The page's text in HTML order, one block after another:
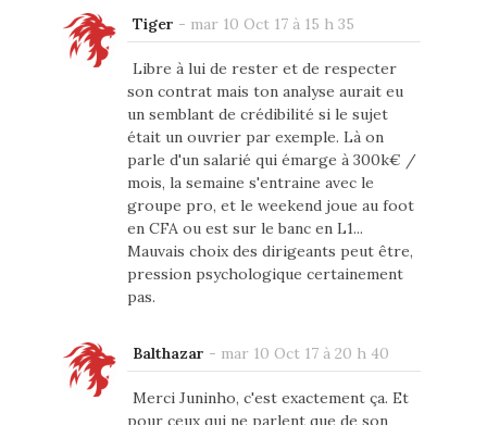
Tiger - mar 10 Oct 17 à 15 h 35
Libre à lui de rester et de respecter
son contrat mais ton analyse aurait eu
un semblant de crédibilité si le sujet
était un ouvrier par exemple. Là on
parle d'un salarié qui émarge à 300k€ /
mois, la semaine s'entraine avec le
groupe pro, et le weekend joue au foot
en CFA ou est sur le banc en L1...
Mauvais choix des dirigeants peut être,
pression psychologique certainement
pas.
Balthazar - mar 10 Oct 17 à 20 h 40
Merci Juninho, c'est exactement ça. Et
pour ceux qui ne parlent que de son